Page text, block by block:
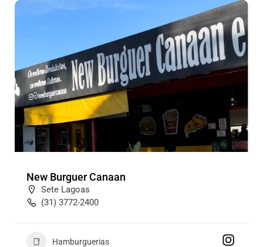
New Burguer Canaan
Sete Lagoas
(31) 3772-2400
Hamburguerias